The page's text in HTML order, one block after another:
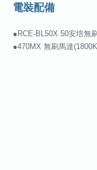
電裝配備
●RCE-BL50X 50安培無
●470MX 無刷馬達